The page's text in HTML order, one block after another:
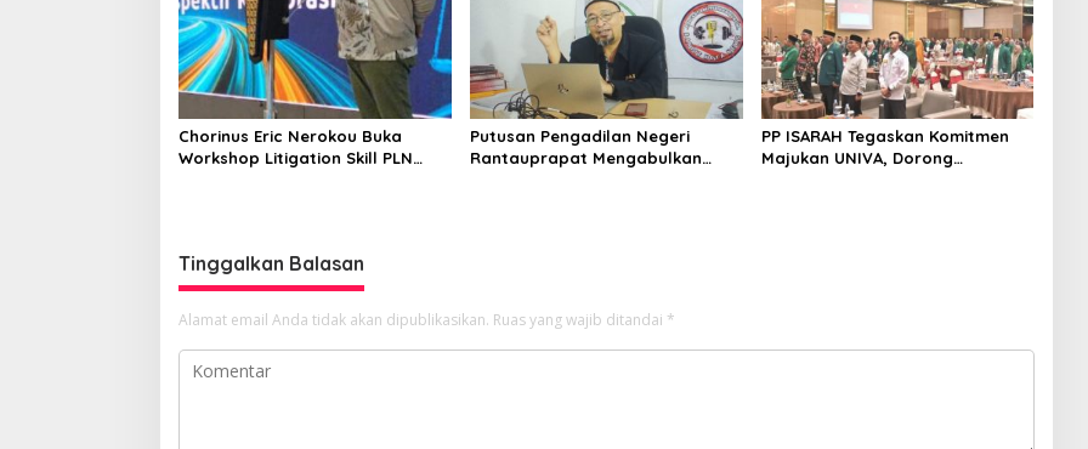
Chorinus Eric Nerokou Buka
Workshop Litigation Skill PLN
Putusan Pengadilan Negeri
Rantauprapat Mengabulkan
PP ISARAH Tegaskan Komitmen
Majukan UNIVA, Dorong
Tinggalkan Balasan
Alamat email Anda tidak akan dipublikasikan. Ruas yang wajib ditandai *